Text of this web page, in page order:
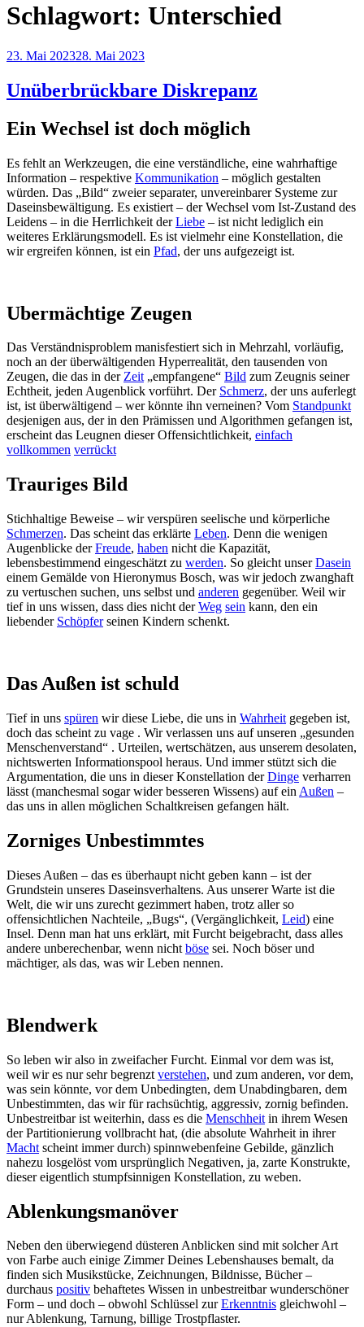
Schlagwort: Unterschied
Veröffentlicht
23. Mai 202328. Mai 2023
Unüberbrückbare Diskrepanz
Ein Wechsel ist doch möglich
Es fehlt an Werkzeugen, die eine verständliche, eine wahrhaftige
Information – respektive Kommunikation – möglich gestalten
würden. Das „Bild“ zweier separater, unvereinbarer Systeme zur
Daseinsbewältigung. Es existiert – der Wechsel vom Ist-Zustand des
Leidens – in die Herrlichkeit derLiebe – ist nicht lediglich ein
weiteres Erklärungsmodell. Es ist vielmehr eine Konstellation, die
wir ergreifen können, ist ein Pfad, der uns aufgezeigt ist.
Ubermächtige Zeugen
Das Verständnisproblem manisfestiert sich in Mehrzahl, vorläufig,
noch an der überwältigenden Hyperrealität, den tausenden von
Zeugen, die das in derZeit„empfangene“ Bild zum Zeugnis seiner
Echtheit, jeden Augenblick vorführt. Der Schmerz, der uns auferlegt
ist, ist überwältigend – wer könnte ihn verneinen? Vom Standpunkt
desjenigen aus, der in den Prämissen und Algorithmen gefangen ist,
erscheint das Leugnen dieser Offensichtlichkeit, einfach
vollkommen verrückt
Trauriges Bild
Stichhaltige Beweise – wir verspüren seelische und körperliche
Schmerzen. Das scheint das erklärte Leben. Denn die wenigen
Augenblicke derFreude, haben nicht die Kapazität,
lebensbestimmend eingeschätzt zu werden. So gleicht unserDasein
einem Gemälde von Hieronymus Bosch, was wir jedoch zwanghaft
zu vertuschen suchen, uns selbst und anderen gegenüber. Weil wir
tief in uns wissen, dass dies nicht derWeg sein kann, den ein
liebender Schöpferseinen Kindern schenkt.
Das Außen ist schuld
Tief in uns spüren wir diese Liebe, die uns in Wahrheit gegeben ist,
doch das scheint zu vage . Wir verlassen uns auf unseren „gesunden
Menschenverstand“ . Urteilen, wertschätzen, aus unserem desolaten,
nichtswerten Informationspool heraus. Und immer stützt sich die
Argumentation, die uns in dieser Konstellation derDinge verharren
lässt (manchesmal sogar wider besseren Wissens) auf ein Außen –
das uns in allen möglichen Schaltkreisen gefangen hält.
Zorniges Unbestimmtes
Dieses Außen – das es überhaupt nicht geben kann – ist der
Grundstein unseres Daseinsverhaltens. Aus unserer Warte ist die
Welt, die wir uns zurecht gezimmert haben, trotz aller so
offensichtlichen Nachteile, „Bugs“, (Vergänglichkeit, Leid) eine
Insel. Denn man hat uns erklärt, mit Furcht beigebracht, dass alles
andere unberechenbar, wenn nicht böse sei. Noch böser und
mächtiger, als das, was wir Leben nennen.
Blendwerk
So leben wir also in zweifacher Furcht. Einmal vor dem was ist,
weil wir es nur sehr begrenzt verstehen, und zum anderen, vor dem,
was sein könnte, vor dem Unbedingten, dem Unabdingbaren, dem
Unbestimmten, das wir für rachsüchtig, aggressiv, zornig befinden.
Unbestreitbar ist weiterhin, dass es die Menschheit in ihrem Wesen
der Partitionierung vollbracht hat, (die absolute Wahrheit in ihrer
Macht scheint immer durch) spinnwebenfeine Gebilde, gänzlich
nahezu losgelöst vom ursprünglich Negativen, ja, zarte Konstrukte,
dieser eigentlich stumpfsinnigen Konstellation, zu weben.
Ablenkungsmanöver
Neben den überwiegend düsteren Anblicken sind mit solcher Art
von Farbe auch einige Zimmer Deines Lebenshauses bemalt, da
finden sich Musikstücke, Zeichnungen, Bildnisse, Bücher –
durchaus positiv behaftetes Wissen in unbestreitbar wunderschöner
Form – und doch – obwohl Schlüssel zurErkenntnis gleichwohl –
nur Ablenkung, Tarnung, billige Trostpflaster.